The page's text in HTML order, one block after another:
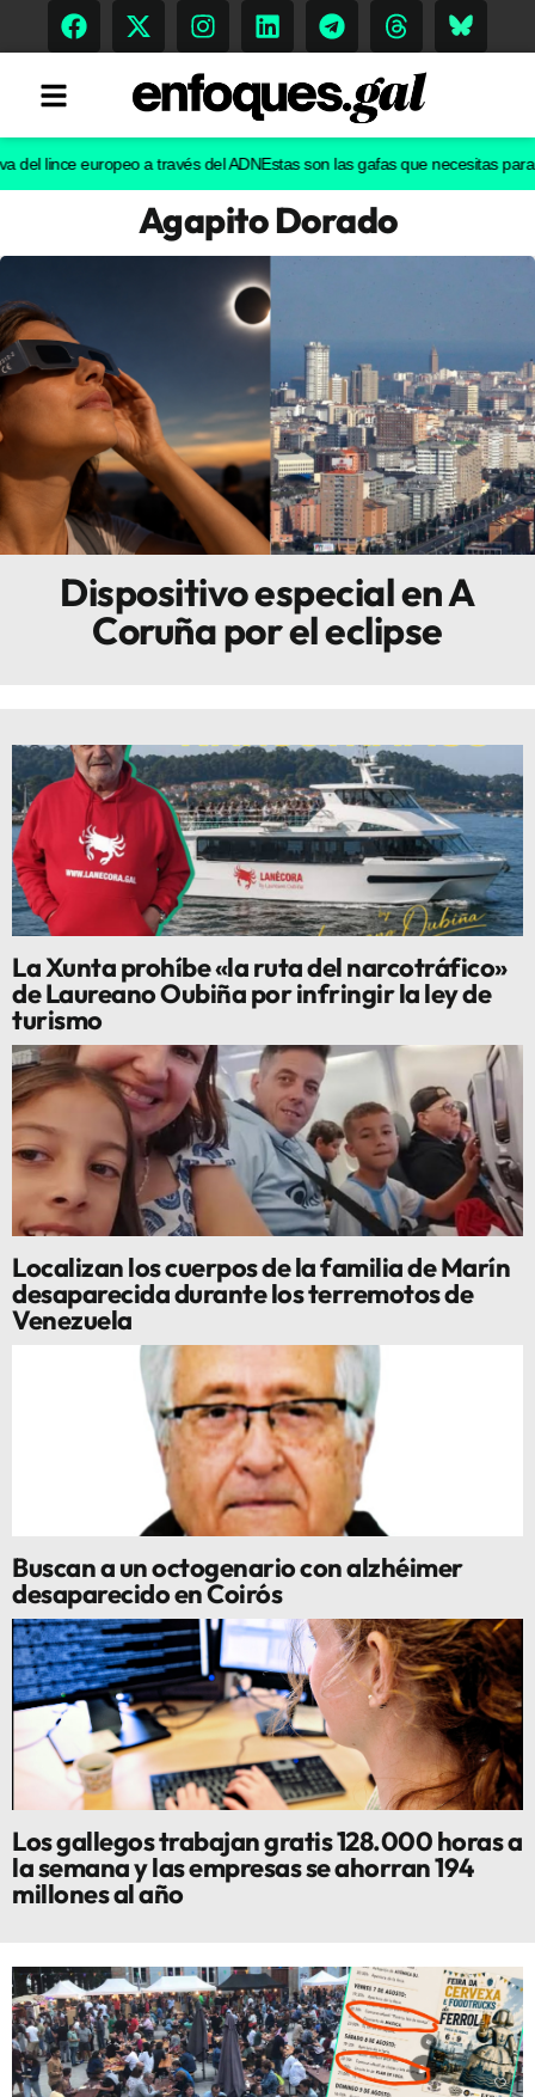
Gastronomía
Escenarios
Sostenibilidad
Innova
europeo a través del ADNEstas son las gafas que necesitas para ver
Agapito Dorado
Dispositivo especial en A
Coruña por el eclipse
La Xunta prohíbe «la ruta del narcotráfico»
de Laureano Oubiña por infringir la ley de
turismo
Localizan los cuerpos de la familia de Marín
desaparecida durante los terremotos de
Venezuela
Buscan a un octogenario con alzhéimer
desaparecido en Coirós
Los gallegos trabajan gratis 128.000 horas a
la semana y las empresas se ahorran 194
millones al año